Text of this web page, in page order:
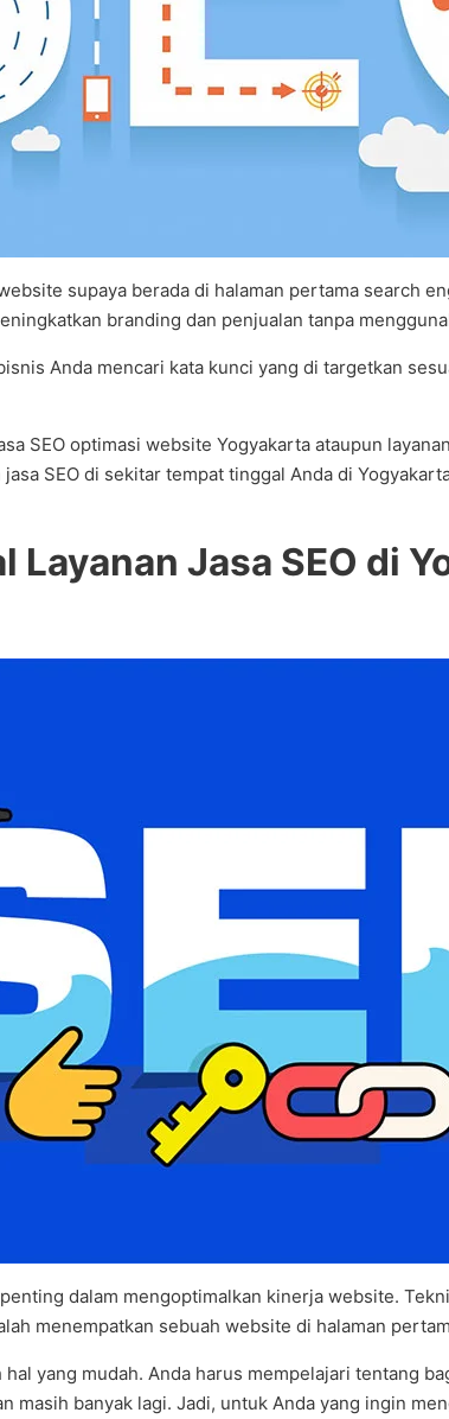
supaya berada di halaman pertama search
branding dan penjualan tanpa
Anda mencari kata kunci yang di targetkan
SEO optimasi website Yogyakarta ataupun
SEO di sekitar tempat tinggal Anda di
Layanan Jasa SEO di
dalam mengoptimalkan kinerja website.
menempatkan sebuah website di halaman
yang mudah. Anda harus mempelajari tentang
masih banyak lagi. Jadi, untuk Anda yang ingin